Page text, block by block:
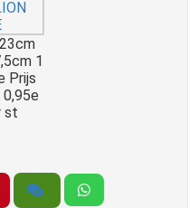
1
Prijs
st